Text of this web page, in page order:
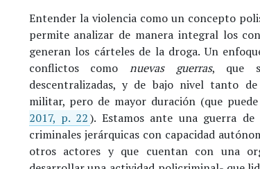
Entender la violencia como un concepto
permite analizar de manera integral los
generan los cárteles de la droga. Un
conflictos como nuevas guerras, que
descentralizadas, y de bajo nivel tanto
militar, pero de mayor duración (que
2017, p. 22 ). Estamos ante una guerra de
criminales jerárquicas con capacidad
otros actores y que cuentan con una